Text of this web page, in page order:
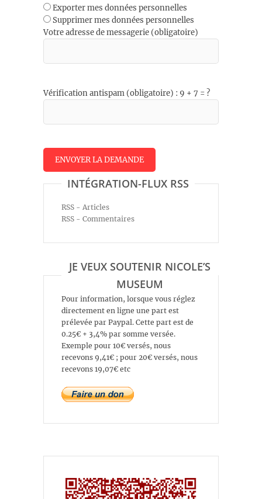
Exporter mes données personnelles
Supprimer mes données personnelles
Votre adresse de messagerie (obligatoire)
Vérification antispam (obligatoire) : 9 + 7 = ?
INTÉGRATION-FLUX RSS
RSS - Articles
RSS - Commentaires
JE VEUX SOUTENIR NICOLE’S
MUSEUM
Pour information, lorsque vous réglez
directement en ligne une part est
prélevée par Paypal. Cette part est de
0.25€ + 3,4% par somme versée.
Exemple pour 10€ versés, nous
recevons 9,41€ ; pour 20€ versés, nous
recevons 19,07€ etc